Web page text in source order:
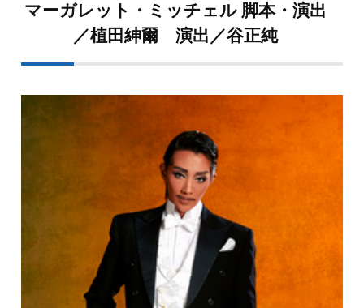
マーガレット・ミッチェル 脚本・演出
／植田紳爾 演出／谷正純